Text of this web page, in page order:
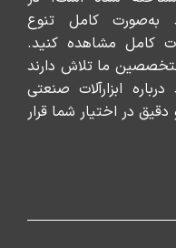
به‌صورت کامل تنوع
کامل مشاهده کنید.
ما تلاش دارند
ابزارآلات صنعتی
در اختیار شما قرار